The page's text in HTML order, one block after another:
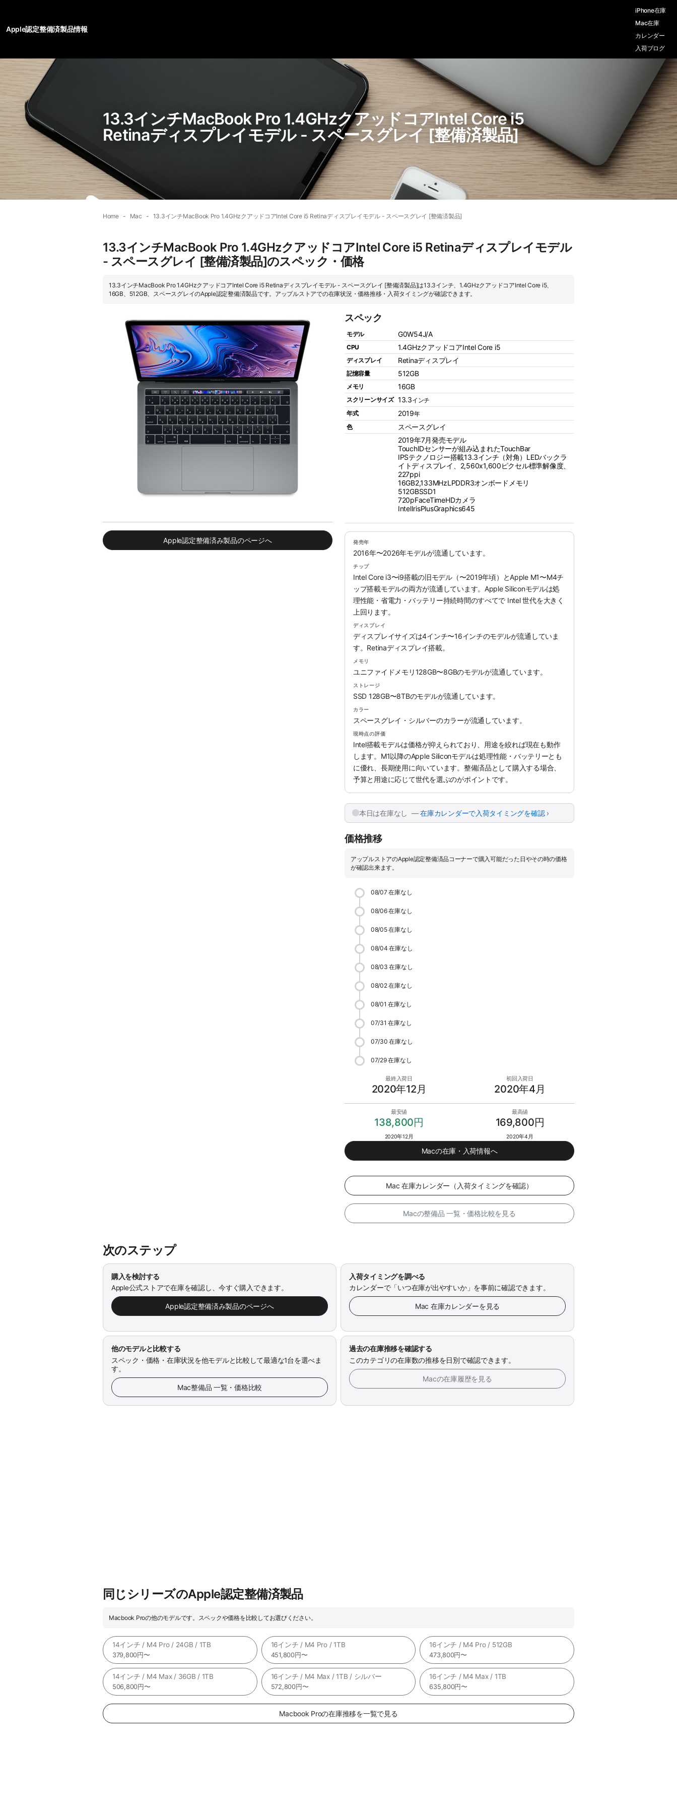
Apple認定整備済製品情報
iPhone在庫
Mac在庫
カレンダー
入荷ブログ
13.3インチMacBook Pro 1.4GHzクアッドコアIntel Core i5
Retinaディスプレイモデル - スペースグレイ [整備済製品]
Home Mac 13.3インチMacBook Pro 1.4GHzクアッドコアIntel Core i5 Retinaディスプレイモデル - スペースグレイ [整備済製品]
13.3インチMacBook Pro 1.4GHzクアッドコアIntel Core i5 Retinaディスプレイモデル
- スペースグレイ [整備済製品]のスペック・価格
13.3インチMacBook Pro 1.4GHzクアッドコアIntel Core i5 Retinaディスプレイモデル - スペースグレイ [整備済製品]は13.3インチ、1.4GHzクアッドコアIntel Core i5、
16GB、512GB、スペースグレイのApple認定整備済製品です。アップルストアでの在庫状況・価格推移・入荷タイミングが確認できます。
Apple認定整備済み製品のページへ
スペック
モデル G0W54J/A
CPU 1.4GHzクアッドコアIntel Core i5
ディスプレイ Retinaディスプレイ
記憶容量 512GB
メモリ 16GB
スクリーンサイズ 13.3インチ
年式
2019年
色
スペースグレイ
2019年7月発売モデル
TouchIDセンサーが組み込まれたTouchBar
IPSテクノロジー搭載13.3インチ（対角）LEDバックラ
イトディスプレイ、2,560x1,600ピクセル標準解像度、
227ppi
16GB2,133MHzLPDDR3オンボードメモリ
512GBSSD1
720pFaceTimeHDカメラ
IntelIrisPlusGraphics645
発売年
2016年〜2026年モデルが流通しています。
チップ
Intel Core i3〜i9搭載の旧モデル（〜2019年頃）とApple M1〜M4チ
ップ搭載モデルの両方が流通しています。Apple Siliconモデルは処
理性能・省電力・バッテリー持続時間のすべてで Intel 世代を大きく
上回ります。
ディスプレイ
ディスプレイサイズは4インチ〜16インチのモデルが流通していま
す。Retinaディスプレイ搭載。
メモリ
ユニファイドメモリ128GB〜8GBのモデルが流通しています。
ストレージ
SSD 128GB〜8TBのモデルが流通しています。
カラー
スペースグレイ・シルバーのカラーが流通しています。
現時点の評価
Intel搭載モデルは価格が抑えられており、用途を絞れば現在も動作
します。M1以降のApple Siliconモデルは処理性能・バッテリーとも
に優れ、長期使用に向いています。整備済品として購入する場合、
予算と用途に応じて世代を選ぶのがポイントです。
本日は在庫なし —在庫カレンダーで入荷タイミングを確認 ›
価格推移
アップルストアのApple認定整備済品コーナーで購入可能だった日やその時の価格
が確認出来ます。
08/07在庫なし
08/06在庫なし
08/05在庫なし
08/04 在庫なし
08/03 在庫なし
08/02在庫なし
08/01 在庫なし
07/31 在庫なし
07/30 在庫なし
07/29在庫なし
最終入荷日
2020年12月
初回入荷日
2020年4月
最安値
138,800円
2020年12月
最高値
169,800円
2020年4月
Macの在庫・入荷情報へ
Mac 在庫カレンダー（入荷タイミングを確認）
Macの整備品 一覧・価格比較を見る
次のステップ
購入を検討する
Apple公式ストアで在庫を確認し、今すぐ購入できます。
Apple認定整備済み製品のページへ
入荷タイミングを調べる
カレンダーで「いつ在庫が出やすいか」を事前に確認できます。
Mac 在庫カレンダーを見る
他のモデルと比較する
スペック・価格・在庫状況を他モデルと比較して最適な1台を選べま
す。
Mac整備品 一覧・価格比較
過去の在庫推移を確認する
このカテゴリの在庫数の推移を日別で確認できます。
Macの在庫履歴を見る
同じシリーズのApple認定整備済製品
Macbook Proの他のモデルです。スペックや価格を比較してお選びください。
14インチ / M4 Pro / 24GB / 1TB
379,800円〜
16インチ / M4 Pro / 1TB
451,800円〜
16インチ / M4 Pro / 512GB
473,800円〜
14インチ / M4 Max / 36GB / 1TB
506,800円〜
16インチ / M4 Max / 1TB / シルバー
572,800円〜
16インチ / M4 Max / 1TB
635,800円〜
Macbook Proの在庫推移を一覧で見る